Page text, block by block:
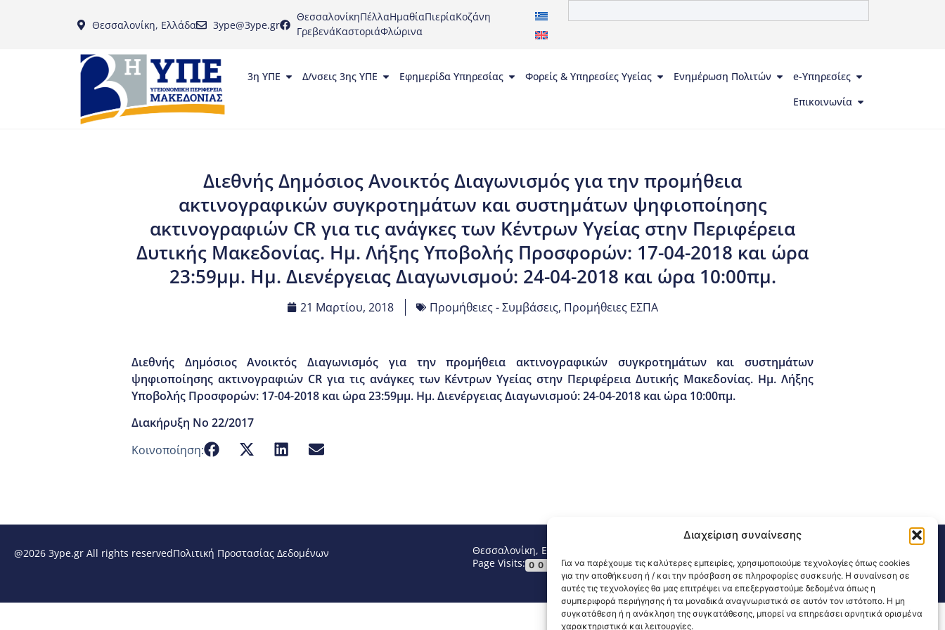
Διαχείριση συναίνεσης
Για να παρέχουμε τις καλύτερες εμπειρίες, χρησιμοποιούμε τεχνολογίες όπως cookies
για την αποθήκευση ή / και την πρόσβαση σε πληροφορίες συσκευής. Η συναίνεση σε
αυτές τις τεχνολογίες θα μας επιτρέψει να επεξεργαστούμε δεδομένα όπως η
συμπεριφορά περιήγησης ή τα μοναδικά αναγνωριστικά σε αυτόν τον ιστότοπο. Η μη
συγκατάθεση ή η ανάκληση της συγκατάθεσης, μπορεί να επηρεάσει αρνητικά ορισμένα
χαρακτηριστικά και λειτουργίες.
Θεσσαλονίκη, Ελλάδα 3ype@3ype.gr
ΘεσσαλονίκηΠέλλαΗμαθίαΠιερίαΚοζάνη
ΓρεβενάΚαστοριάΦλώρινα
3η ΥΠΕ Δ/νσεις 3ης ΥΠΕ Εφημερίδα Υπηρεσίας Φορείς & Υπηρεσίες Υγείας Ενημέρωση Πολιτών
e-Υπηρεσίες
Επικοινωνία
Διεθνής Δημόσιος Ανοικτός Διαγωνισμός για την προμήθεια
ακτινογραφικών συγκροτημάτων και συστημάτων ψηφιοποίησης
ακτινογραφιών CR για τις ανάγκες των Κέντρων Υγείας στην Περιφέρεια
Δυτικής Μακεδονίας. Ημ. Λήξης Υποβολής Προσφορών: 17-04-2018 και ώρα
23:59μμ. Ημ. Διενέργειας Διαγωνισμού: 24-04-2018 και ώρα 10:00πμ.
21 Μαρτίου, 2018 Προμήθειες - Συμβάσεις, Προμήθειες ΕΣΠΑ
Διεθνής Δημόσιος Ανοικτός Διαγωνισμός για την προμήθεια ακτινογραφικών συγκροτημάτων και συστημάτων
ψηφιοποίησης ακτινογραφιών CR για τις ανάγκες των Κέντρων Υγείας στην Περιφέρεια Δυτικής Μακεδονίας. Ημ. Λήξης
Υποβολής Προσφορών: 17-04-2018 και ώρα 23:59μμ. Ημ. Διενέργειας Διαγωνισμού: 24-04-2018 και ώρα 10:00πμ.
Διακήρυξη Νο 22/2017
Κοινοποίηση:
@2026 3ype.gr All rights reservedΠολιτική Προστασίας Δεδομένων Θεσσαλονίκη, Ελλάδα
Page Visits: 00014 Website Visits: 1590705